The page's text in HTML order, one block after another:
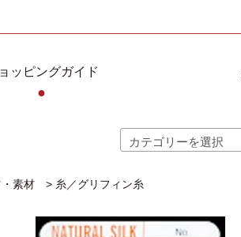
ッピングガイド
●
素材 > 糸／グリフィン糸